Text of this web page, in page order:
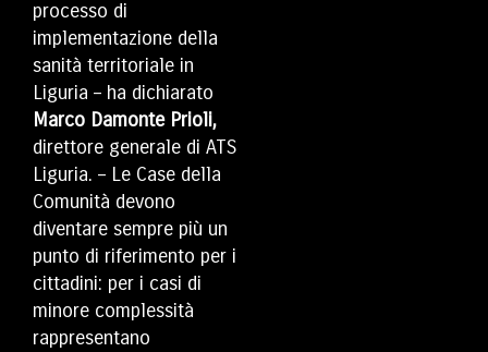
processo di
implementazione della
sanità territoriale in
Liguria – ha dichiarato
Marco Damonte Prioli,
direttore generale di ATS
Liguria. – Le Case della
Comunità devono
diventare sempre più un
punto di riferimento per i
cittadini: per i casi di
minore complessità
rappresentano